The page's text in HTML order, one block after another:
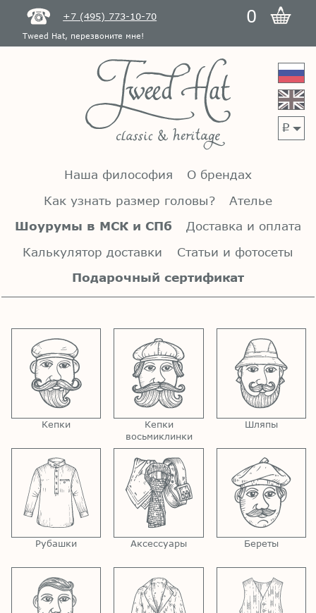
+7 (495) 773-10-70 0
Tweed Hat, перезвоните мне!
p
Наша философия
О брендах
Как узнать размер головы?
Ателье
Шоурумы в МСК и СПб
Доставка и оплата
Калькулятор доставки
Статьи и фотосеты
Подарочный сертификат
Кепки
Кепки
восьмиклинки
Шляпы
Рубашки Аксессуары Береты